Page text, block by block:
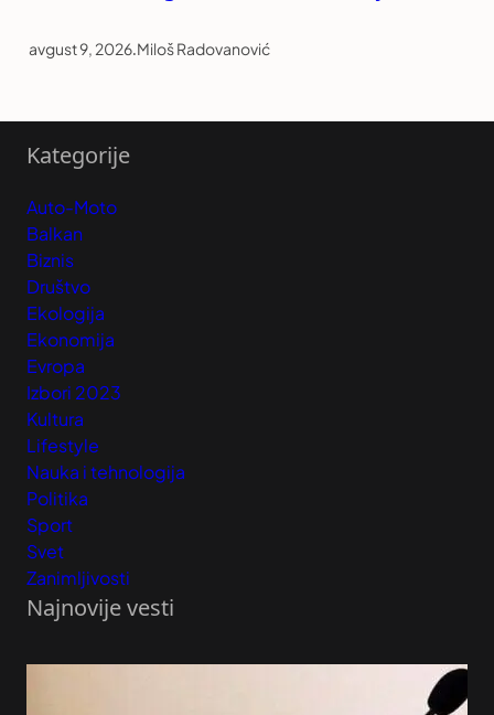
avgust 9, 2026.Miloš Radovanović
Kategorije
Auto-Moto
Balkan
Biznis
Društvo
Ekologija
Ekonomija
Evropa
Izbori 2023
Kultura
Lifestyle
Nauka i tehnologija
Politika
Sport
Svet
Zanimljivosti
Najnovije vesti